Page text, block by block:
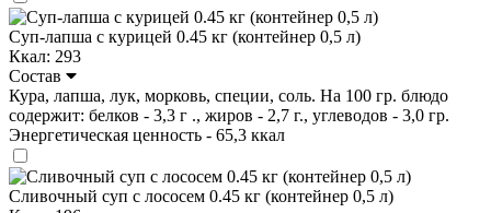
Суп-лапша с курицей 0.45 кг (контейнер 0,5 л)
Ккал: 293
Состав
Кура, лапша, лук, морковь, специи, соль. На 100 гр. блюдо
содержит: белков - 3,3 г ., жиров - 2,7 г., углеводов - 3,0 гр.
Энергетическая ценность - 65,3 ккал
Сливочный суп с лососем 0.45 кг (контейнер 0,5 л)